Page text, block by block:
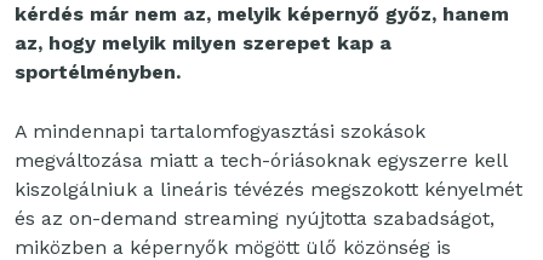
kérdés már nem az, melyik képernyő győz, hanem
az, hogy melyik milyen szerepet kap a
sportélményben.
A mindennapi tartalomfogyasztási szokások
megváltozása miatt a tech-óriásoknak egyszerre kell
kiszolgálniuk a lineáris tévézés megszokott kényelmét
és az on-demand streaming nyújtotta szabadságot,
miközben a képernyők mögött ülő közönség is